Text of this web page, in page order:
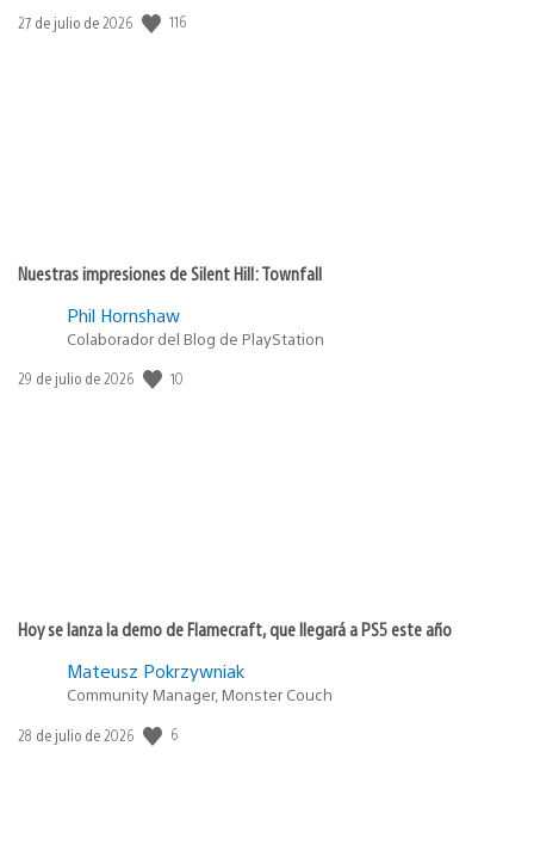
Fecha
27 de julio de 2026 116
Nuestras impresiones de Silent Hill: Townfall
Phil Hornshaw
Colaborador del Blog de PlayStation
Fecha
29 de julio de 2026 10
Hoy se lanza la demo de Flamecraft, que llegará a PS5 este año
Mateusz Pokrzywniak
Community Manager, Monster Couch
Fecha
28 de julio de 2026 6